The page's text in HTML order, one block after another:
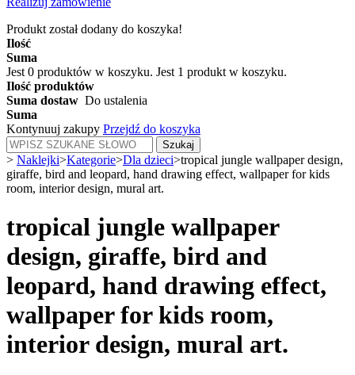
Produkt został dodany do koszyka!
Ilość
Suma
Jest 0 produktów w koszyku. Jest 1 produkt w koszyku.
Ilość produktów
Suma dostaw Do ustalenia
Suma
Kontynuuj zakupy Przejdź do koszyka
Szukaj
> Naklejki>Kategorie>Dla dzieci>tropical jungle wallpaper design,
giraffe, bird and leopard, hand drawing effect, wallpaper for kids
room, interior design, mural art.
tropical jungle wallpaper
design, giraffe, bird and
leopard, hand drawing effect,
wallpaper for kids room,
interior design, mural art.